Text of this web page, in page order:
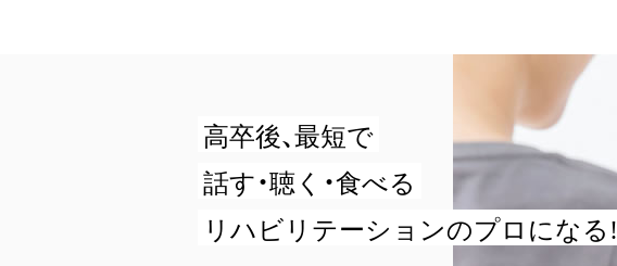
高卒後、最短で
話す・聴く・食べる
リハビリテーションのプロになる!